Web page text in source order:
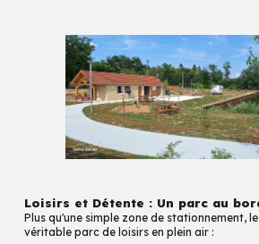
Loisirs et Détente : Un parc au
Plus qu'une simple zone de stationnement,
véritable parc de loisirs en plein air :